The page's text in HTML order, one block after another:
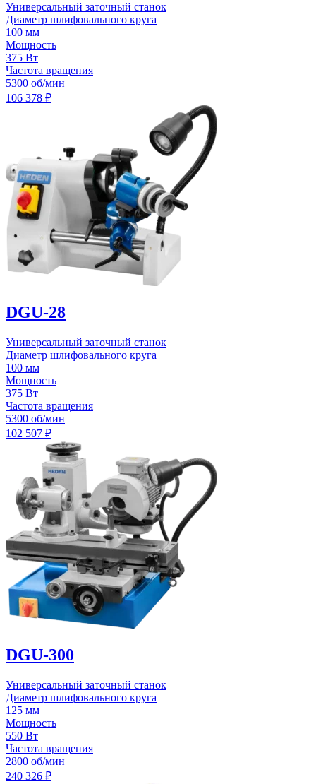
Универсальный заточный станок
Диаметр шлифовального круга
100 мм
Мощность
375 Вт
Частота вращения
5300 об/мин
106 378 ₽
DGU-28
Универсальный заточный станок
Диаметр шлифовального круга
100 мм
Мощность
375 Вт
Частота вращения
5300 об/мин
102 507 ₽
DGU-300
Универсальный заточный станок
Диаметр шлифовального круга
125 мм
Мощность
550 Вт
Частота вращения
2800 об/мин
240 326 ₽